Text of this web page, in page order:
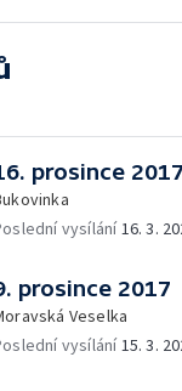
prosince 2017
vysílání16. 3.
prosince 2017
Veselka
vysílání15. 3.